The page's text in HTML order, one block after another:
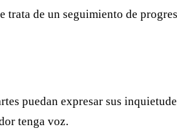
trata de un seguimiento de
puedan expresar sus
tenga voz.